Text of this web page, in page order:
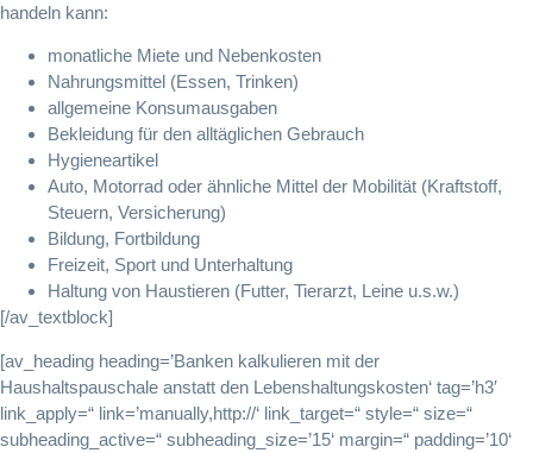
handeln kann:
monatliche Miete und Nebenkosten
Nahrungsmittel (Essen, Trinken)
allgemeine Konsumausgaben
Bekleidung für den alltäglichen Gebrauch
Hygieneartikel
Auto, Motorrad oder ähnliche Mittel der Mobilität (Kraftstoff,
Steuern, Versicherung)
Bildung, Fortbildung
Freizeit, Sport und Unterhaltung
Haltung von Haustieren (Futter, Tierarzt, Leine u.s.w.)
[/av_textblock]
[av_heading heading=’Banken kalkulieren mit der
Haushaltspauschale anstatt den Lebenshaltungskosten‘ tag=’h3′
link_apply=“ link=’manually,http://‘ link_target=“ style=“ size=“
subheading_active=“ subheading_size=’15‘ margin=“ padding=’10‘